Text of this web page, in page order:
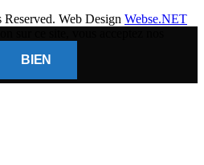
Web Design Webse.NET
BIEN